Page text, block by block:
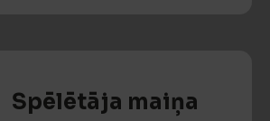
Spēlētāja maiņa